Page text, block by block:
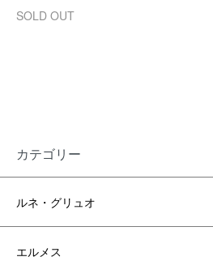
SOLD OUT
カテゴリー
ルネ・グリュオ
エルメス